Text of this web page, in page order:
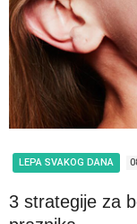
LEPA SVAKOG DANA
3 strategije za